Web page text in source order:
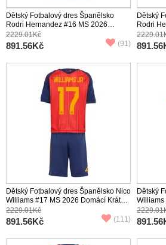
Dětský Fotbalový dres Španělsko
Rodri Hernandez #16 MS 2026
Domácí Krátký Rukáv (+ trenýrky)
2229.01Kč
891.56Kč (91)
Dětský
Rodri
Dětský Fotbalový dres Španělsko Nico
Williams #17 MS 2026 Domácí Krátký
Rukáv (+ trenýrky)
2229.01Kč
891.56Kč (111)
Dětský
Williams
Krátký